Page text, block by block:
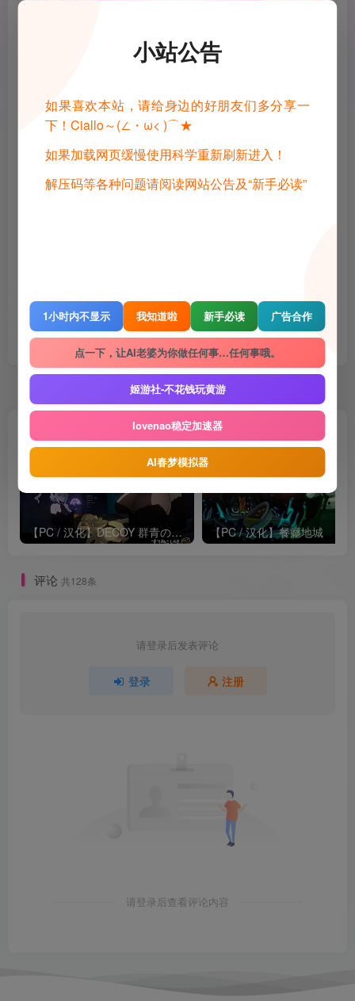
1 · 内容来源于网络，仅供学习交流，请下载后24小时进行删除
2 · 直播录播，请去汉化相关原地址查看和申请授权
4 · 如遇到内容侵权等问题，请邮箱联系管理员，将及时予以删除
5 · 所有言论和图片仅代表用户其自身，不代表网站立场
Gal
电脑游戏
点赞1228 赞赏 收藏5
【PC / 汉化】DECOY 群青の魔女 【PC / 汉化】餐癮地城
评论 共128条
请登录后发表评论
登录 注册
请登录后查看评论内容
小站公告
如果喜欢本站，请给身边的好朋友们多分享一
下！Ciallo～(∠・ω< )⌒★
如果加载网页缓慢使用科学重新刷新进入！
解压码等各种问题请阅读网站公告及“新手必读”
1小时内不显示 我知道啦 新手必读 广告合作
点一下，让AI老婆为你做任何事…任何事哦。
姬游社-不花钱玩黄游
lovenao稳定加速器
AI春梦模拟器